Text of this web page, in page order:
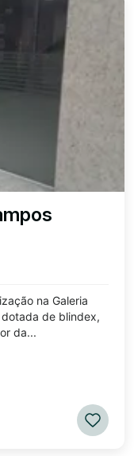
na Galeria
de blindex,
da...